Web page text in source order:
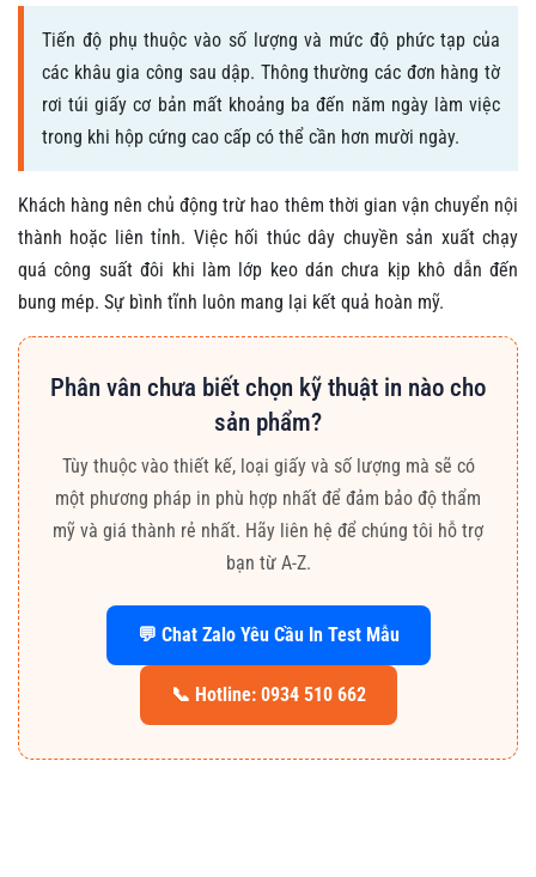
Tiến độ phụ thuộc vào số lượng và mức độ phức tạp của
các khâu gia công sau dập. Thông thường các đơn hàng tờ
rơi túi giấy cơ bản mất khoảng ba đến năm ngày làm việc
trong khi hộp cứng cao cấp có thể cần hơn mười ngày.
Khách hàng nên chủ động trừ hao thêm thời gian vận chuyển nội
thành hoặc liên tỉnh. Việc hối thúc dây chuyền sản xuất chạy
quá công suất đôi khi làm lớp keo dán chưa kịp khô dẫn đến
bung mép. Sự bình tĩnh luôn mang lại kết quả hoàn mỹ.
Phân vân chưa biết chọn kỹ thuật in nào cho
sản phẩm?
Tùy thuộc vào thiết kế, loại giấy và số lượng mà sẽ có
một phương pháp in phù hợp nhất để đảm bảo độ thẩm
mỹ và giá thành rẻ nhất. Hãy liên hệ để chúng tôi hỗ trợ
bạn từ A-Z.
💬 Chat Zalo Yêu Cầu In Test Mẫu
📞 Hotline: 0934 510 662